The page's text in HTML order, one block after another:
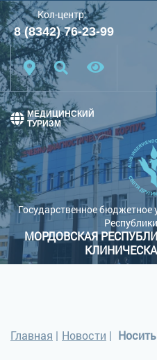
Шрифт: A A A
Цветовая схема:
Обычный сайт
Кол-центр:
8 (8342) 76-23-99
Государственное бюджетное
МОРДОВСКАЯ
МЕДИЦИНСКИЙ
ТУРИЗМ
Главная | Новости |